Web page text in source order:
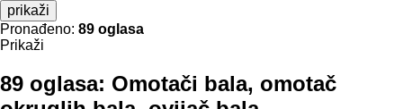
prikaži
Pronađeno: 89 oglasa
Prikaži
89 oglasa: Omotači bala, omotač